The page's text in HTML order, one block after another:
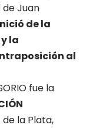
Juan
de la
la
al
fue la
la Plata,